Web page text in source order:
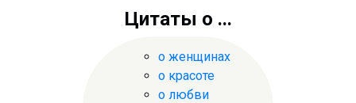
Цитаты о ...
о женщинах
о красоте
о любви